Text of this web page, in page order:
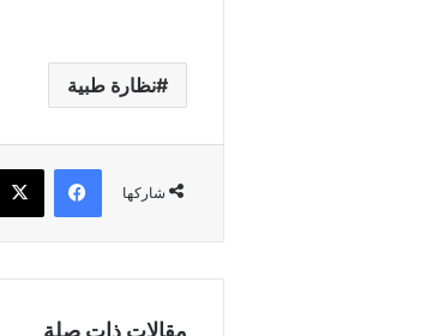
نظارة طبية
شاركها
فيسبوك
مقالات ذات صلة